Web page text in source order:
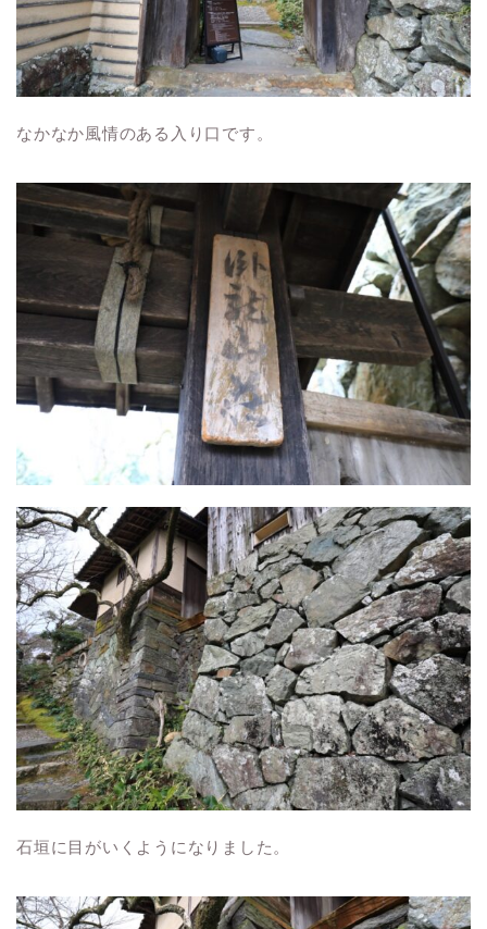
なかなか風情のある入り口です。
石垣に目がいくようになりました。